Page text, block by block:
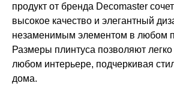
продукт от бренда Decomaster
высокое качество и элегантный
незаменимым элементом в любом
Размеры плинтуса позволяют легко
любом интерьере, подчеркивая
дома.